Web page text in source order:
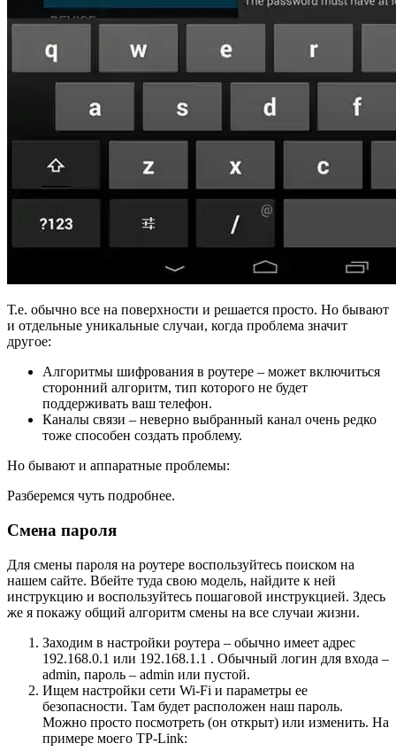
Т.е. обычно все на поверхности и решается просто. Но бывают
и отдельные уникальные случаи, когда проблема значит
другое:
Алгоритмы шифрования в роутере – может включиться
сторонний алгоритм, тип которого не будет
поддерживать ваш телефон.
Каналы связи – неверно выбранный канал очень редко
тоже способен создать проблему.
Но бывают и аппаратные проблемы:
Разберемся чуть подробнее.
Смена пароля
Для смены пароля на роутере воспользуйтесь поиском на
нашем сайте. Вбейте туда свою модель, найдите к ней
инструкцию и воспользуйтесь пошаговой инструкцией. Здесь
же я покажу общий алгоритм смены на все случаи жизни.
Заходим в настройки роутера – обычно имеет адрес
192.168.0.1 или 192.168.1.1 . Обычный логин для входа –
admin, пароль – admin или пустой.
Ищем настройки сети Wi-Fi и параметры ее
безопасности. Там будет расположен наш пароль.
Можно просто посмотреть (он открыт) или изменить. На
примере моего TP-Link: